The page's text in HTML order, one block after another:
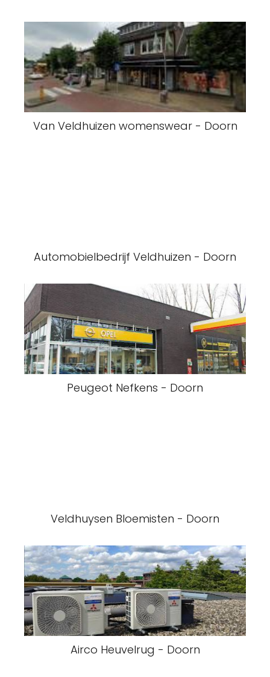
Van Veldhuizen womenswear - Doorn
Automobielbedrijf Veldhuizen - Doorn
Peugeot Nefkens - Doorn
Veldhuysen Bloemisten - Doorn
Airco Heuvelrug - Doorn